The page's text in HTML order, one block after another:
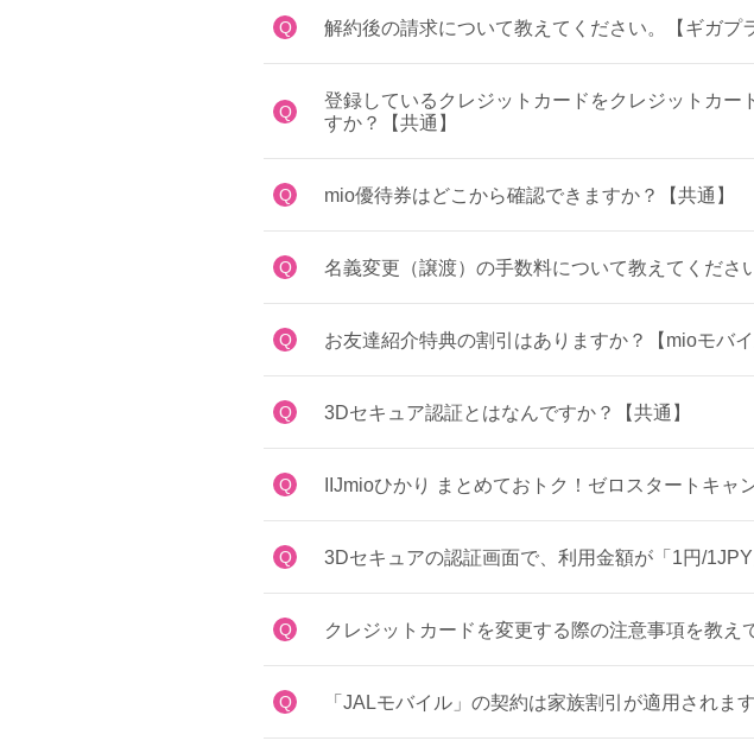
Q 解約後の請求について教えてください。【ギガプ
Q
登録しているクレジットカードをクレジットカ
すか？【共通】
Q mio優待券はどこから確認できますか？【共通】
Q 名義変更（譲渡）の手数料について教えてくださ
Q お友達紹介特典の割引はありますか？【mioモバイ
Q 3Dセキュア認証とはなんですか？【共通】
Q IIJmioひかり まとめておトク！ゼロスタートキャ
Q 3Dセキュアの認証画面で、利用金額が「1円/
Q クレジットカードを変更する際の注意事項を教え
Q 「JALモバイル」の契約は家族割引が適用されま